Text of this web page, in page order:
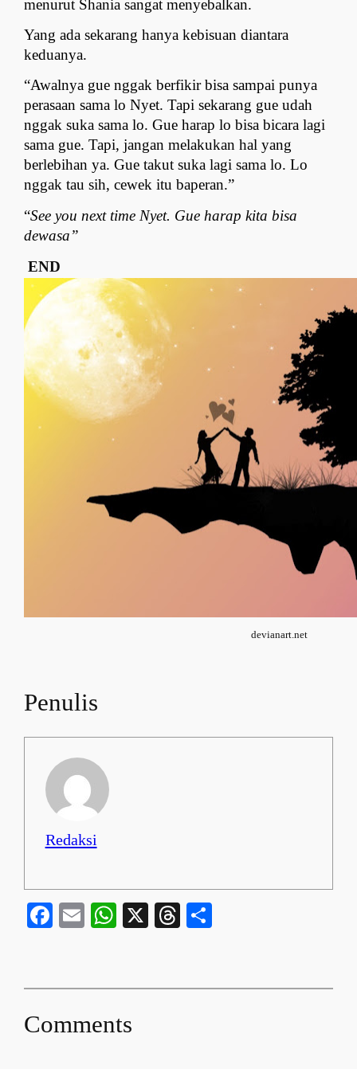
menurut Shania sangat menyebalkan.
Yang ada sekarang hanya kebisuan diantara
keduanya.
“Awalnya gue nggak berfikir bisa sampai punya
perasaan sama lo Nyet. Tapi sekarang gue udah
nggak suka sama lo. Gue harap lo bisa bicara lagi
sama gue. Tapi, jangan melakukan hal yang
berlebihan ya. Gue takut suka lagi sama lo. Lo
nggak tau sih, cewek itu baperan.”
“See you next time Nyet. Gue harap kita bisa
dewasa”
END
devianart.net
Penulis
Redaksi
Facebook
EmailWhatsApp
X Threads
Comments